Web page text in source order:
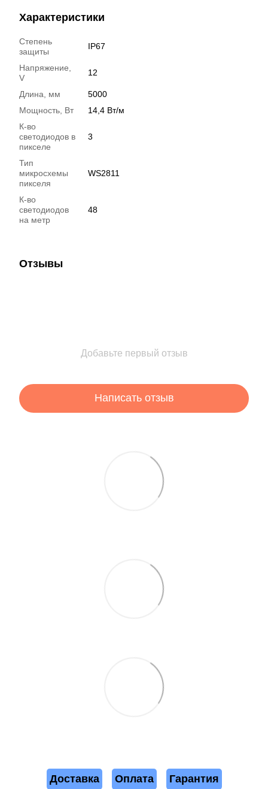
Характеристики
Степень
защиты
IP67
Напряжение,
V
12
Длина, мм
5000
Мощность, Вт
14,4 Вт/м
К-во
светодиодов в
пикселе
3
Тип
микросхемы
пикселя
WS2811
К-во
светодиодов
на метр
48
Отзывы
Добавьте первый отзыв
Написать отзыв
Доставка Оплата Гарантия